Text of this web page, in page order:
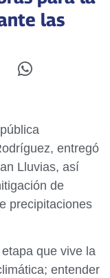
las
entregó
Lluvias, así
de
precipitaciones
que vive la
entender